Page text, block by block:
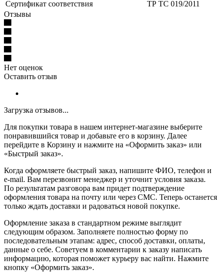
Сертификат соответствия
ТР ТС 019/2011
Отзывы
Нет оценок
Оставить отзыв
Загрузка отзывов...
Для покупки товара в нашем интернет-магазине выберите
понравившийся товар и добавьте его в корзину. Далее
перейдите в Корзину и нажмите на «Оформить заказ» или
«Быстрый заказ».
Когда оформляете быстрый заказ, напишите ФИО, телефон и
e-mail. Вам перезвонит менеджер и уточнит условия заказа.
По результатам разговора вам придет подтверждение
оформления товара на почту или через СМС. Теперь останется
только ждать доставки и радоваться новой покупке.
Оформление заказа в стандартном режиме выглядит
следующим образом. Заполняете полностью форму по
последовательным этапам: адрес, способ доставки, оплаты,
данные о себе. Советуем в комментарии к заказу написать
информацию, которая поможет курьеру вас найти. Нажмите
кнопку «Оформить заказ».